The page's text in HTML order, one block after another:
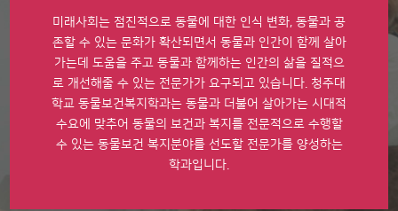
미래사회는 점진적으로 동물에 대한 인식 변화, 동물과 공
존할 수 있는 문화가 확산되면서 동물과 인간이 함께 살아
가는데 도움을 주고 동물과 함께하는 인간의 삶을 질적으
로 개선해줄 수 있는 전문가가 요구되고 있습니다. 청주대
학교 동물보건복지학과는 동물과 더불어 살아가는 시대적
수요에 맞추어 동물의 보건과 복지를 전문적으로 수행할
수 있는 동물보건 복지분야를 선도할 전문가를 양성하는
학과입니다.